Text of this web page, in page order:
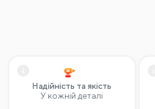
Надійність та якість
У кожній деталі